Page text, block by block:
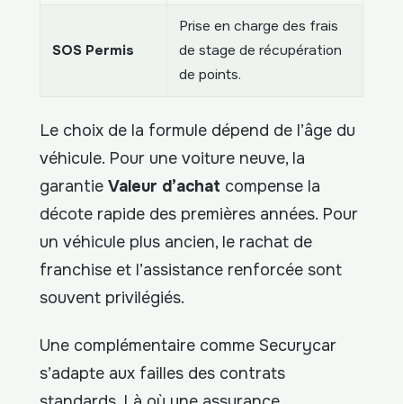
SOS Permis
Prise en charge des frais
de stage de récupération
de points.
Le choix de la formule dépend de l’âge du
véhicule. Pour une voiture neuve, la
garantie Valeur d’achat compense la
décote rapide des premières années. Pour
un véhicule plus ancien, le rachat de
franchise et l’assistance renforcée sont
souvent privilégiés.
Une complémentaire comme Securycar
s’adapte aux failles des contrats